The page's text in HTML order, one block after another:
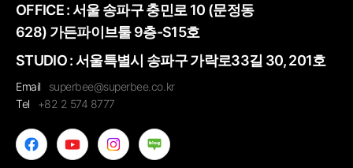
OFFICE :서울 송파구 충민로 10 (문정동
628) 가든파이브툴 9층-S15호
STUDIO : 서울특별시 송파구 가락로33길 30, 201호
Email
superbee@superbee.co.kr
Tel
+82 2 574 8777